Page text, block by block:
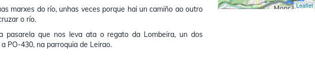
marxes do río, unhas veces porque hai un camiño ao outro
o río.
pasarela que nos leva ata o regato da Lombeira, un dos
PO-430, na parroquia de Leirao.
Leaflet